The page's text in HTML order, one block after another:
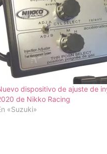
dispositivo de ajuste de
de Nikko Racing
«Suzuki»